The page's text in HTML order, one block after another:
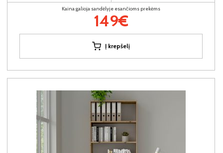
Kaina galioja sandėlyje esančioms prekėms
149€
Į krepšelį